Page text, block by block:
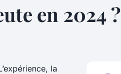
en 2024 ?
la